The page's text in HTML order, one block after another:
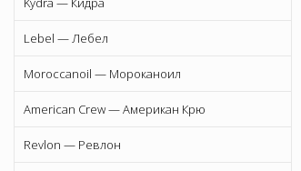
Lebel — Лебел
Moroccanoil — Мороканоил
American Crew — Американ Крю
Revlon — Ревлон